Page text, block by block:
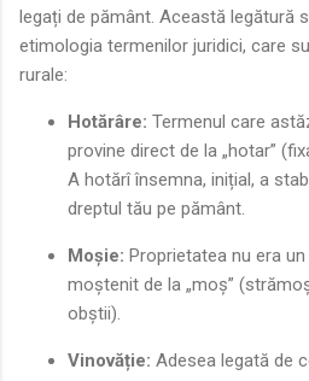
legați de pământ. Această legătură
etimologia termenilor juridici, care
rurale:
Hotărâre: Termenul care
provine direct de la „hotar”
A hotărî însemna, inițial, a
dreptul tău pe pământ.
Moșie: Proprietatea nu era
moștenit de la „moș”
obștii).
Vinovăție: Adesea legată de